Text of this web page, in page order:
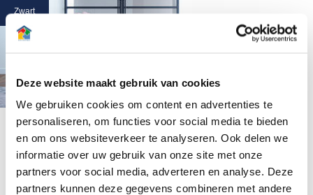
Deze website maakt gebruik van cookies
We gebruiken cookies om content en advertenties te
personaliseren, om functies voor social media te bieden
en om ons websiteverkeer te analyseren. Ook delen we
informatie over uw gebruik van onze site met onze
partners voor social media, adverteren en analyse. Deze
partners kunnen deze gegevens combineren met andere
Zwart
5x zwart toepassen in uw interieur